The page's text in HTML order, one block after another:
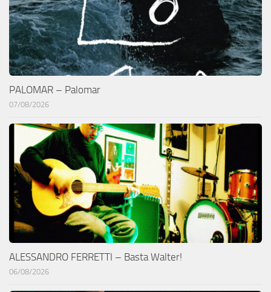
PALOMAR – Palomar
07/08/2026
ALESSANDRO FERRETTI – Basta Walter!
06/08/2026